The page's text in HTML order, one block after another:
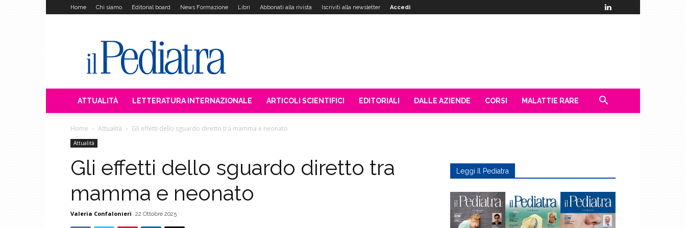
Home Chi siamo Editorial board News Formazione Libri Abbonati alla rivista Iscriviti alla newsletter Accedi
Pediatra
ATTUALITÀ LETTERATURA INTERNAZIONALE ARTICOLI SCIENTIFICI EDITORIALI DALLE AZIENDE CORSI MALATTIE RARE
Home Attualità Gli effetti dello sguardo diretto tra mamma e neonato
Attualità
Gli effetti dello sguardo diretto tra
mamma e neonato
Valeria Confalonieri 22 Ottobre 2025
Leggi Il Pediatra